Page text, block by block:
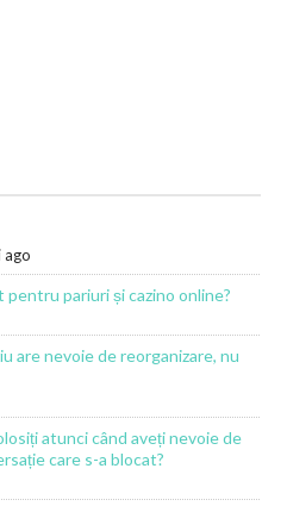
ago
pariuri și cazino online?
are nevoie de reorganizare, nu
atunci când aveți nevoie de
care s-a blocat?